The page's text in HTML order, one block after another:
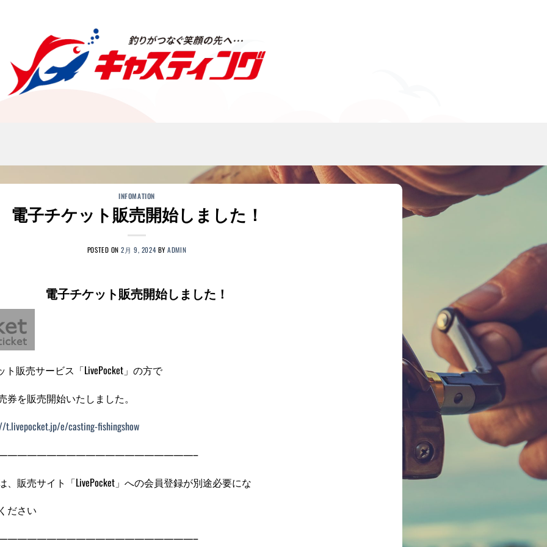
INFOMATION
電子チケット販売開始しました！
POSTED ON2月 9, 2024 BYADMIN
電子チケット販売開始しました！
ト販売サービス「LivePocket」の方で
を販売開始いたしました。
t.livepocket.jp/e/casting-fishingshow
販売サイト「LivePocket」への会員登録が別途必要にな
ださい